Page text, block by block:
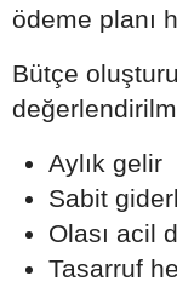
ödeme planı
Bütçe
Aylık gelir
Sabit
Olası acil
Tasarruf